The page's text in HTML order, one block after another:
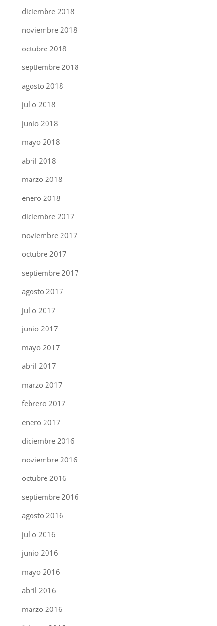
diciembre 2018
noviembre 2018
octubre 2018
septiembre 2018
agosto 2018
julio 2018
junio 2018
mayo 2018
abril 2018
marzo 2018
enero 2018
diciembre 2017
noviembre 2017
octubre 2017
septiembre 2017
agosto 2017
julio 2017
junio 2017
mayo 2017
abril 2017
marzo 2017
febrero 2017
enero 2017
diciembre 2016
noviembre 2016
octubre 2016
septiembre 2016
agosto 2016
julio 2016
junio 2016
mayo 2016
abril 2016
marzo 2016